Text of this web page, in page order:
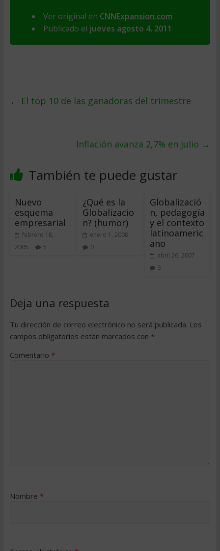
Ver original en CNNExpansion.com
Publicado el jueves agosto 4, 2011
← El top 10 de las ganadoras del trimestre
Inflación avanza 2,7% en julio →
También te puede gustar
Nuevo
esquema
empresarial
febrero 18,
2005
5
¿Qué es la
Globalizacio
n? (humor)
enero 1, 2008
0
Globalizació
n, pedagogía
y el contexto
latinoameric
ano
abril 26, 2007
3
Deja una respuesta
Tu dirección de correo electrónico no será publicada. Los
campos obligatorios están marcados con *
Comentario *
Nombre *